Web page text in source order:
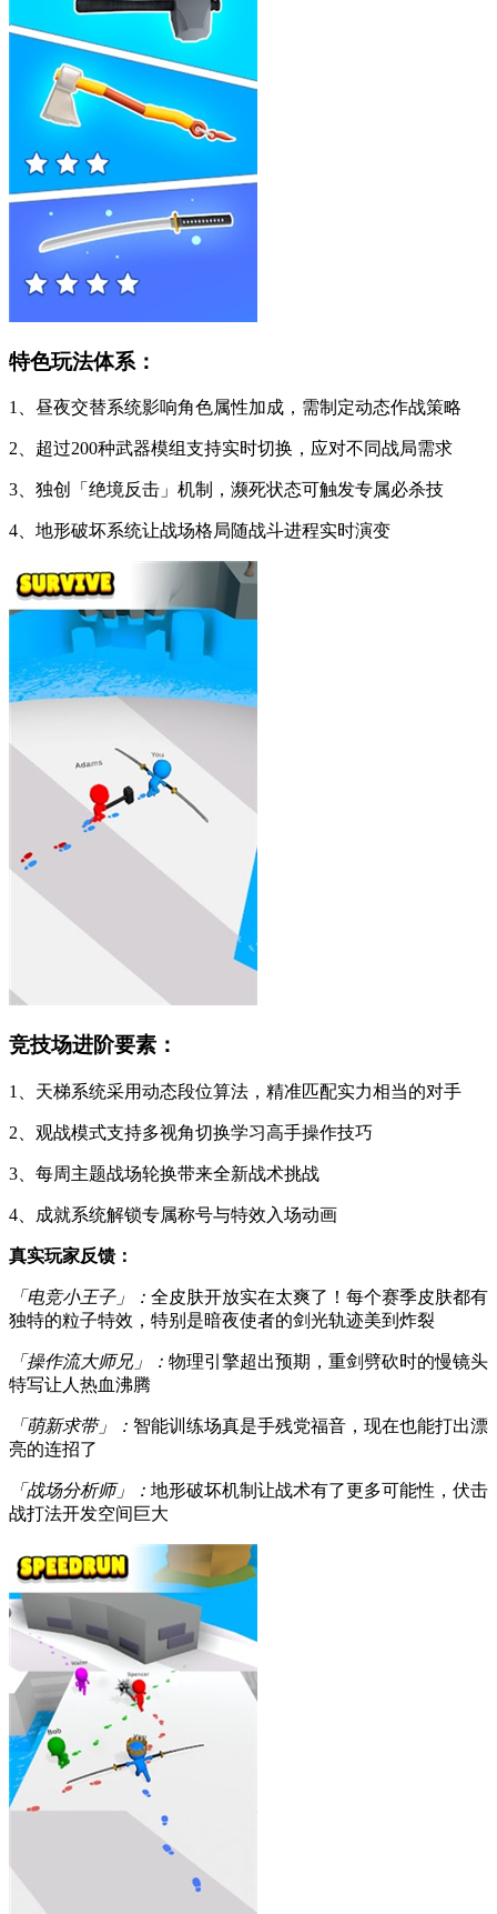
特色玩法体系：
1、昼夜交替系统影响角色属性加成，需制定动态作战策略
2、超过200种武器模组支持实时切换，应对不同战局需求
3、独创「绝境反击」机制，濒死状态可触发专属必杀技
4、地形破坏系统让战场格局随战斗进程实时演变
竞技场进阶要素：
1、天梯系统采用动态段位算法，精准匹配实力相当的对手
2、观战模式支持多视角切换学习高手操作技巧
3、每周主题战场轮换带来全新战术挑战
4、成就系统解锁专属称号与特效入场动画
真实玩家反馈：
「电竞小王子」： 全皮肤开放实在太爽了！每个赛季皮肤都有
独特的粒子特效，特别是暗夜使者的剑光轨迹美到炸裂
「操作流大师兄」： 物理引擎超出预期，重剑劈砍时的慢镜头
特写让人热血沸腾
「萌新求带」： 智能训练场真是手残党福音，现在也能打出漂
亮的连招了
「战场分析师」： 地形破坏机制让战术有了更多可能性，伏击
战打法开发空间巨大